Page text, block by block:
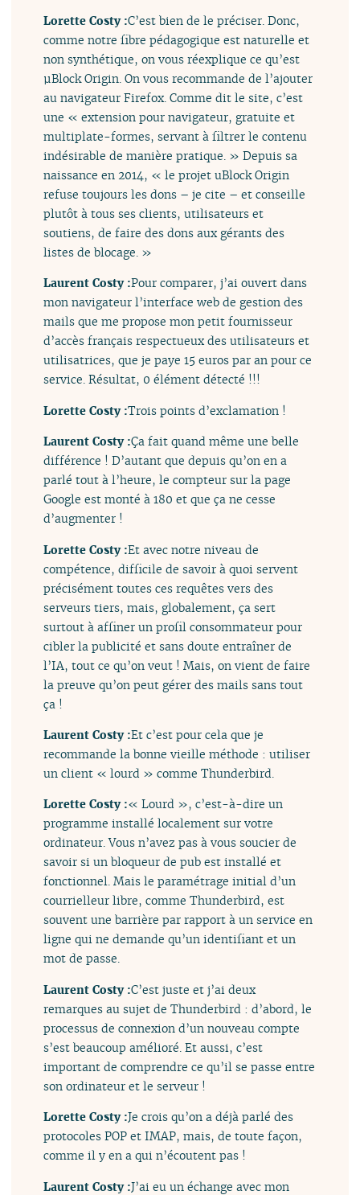
Lorette Costy :C’est bien de le préciser. Donc,
comme notre fibre pédagogique est naturelle et
non synthétique, on vous réexplique ce qu’est
µBlock Origin. On vous recommande de l’ajouter
au navigateur Firefox. Comme dit le site, c’est
une « extension pour navigateur, gratuite et
multiplate-formes, servant à filtrer le contenu
indésirable de manière pratique. » Depuis sa
naissance en 2014, « le projet uBlock Origin
refuse toujours les dons – je cite – et conseille
plutôt à tous ses clients, utilisateurs et
soutiens, de faire des dons aux gérants des
listes de blocage. »
Laurent Costy :Pour comparer, j’ai ouvert dans
mon navigateur l’interface web de gestion des
mails que me propose mon petit fournisseur
d’accès français respectueux des utilisateurs et
utilisatrices, que je paye 15 euros par an pour ce
service. Résultat, 0 élément détecté !!!
Lorette Costy :Trois points d’exclamation !
Laurent Costy :Ça fait quand même une belle
différence ! D’autant que depuis qu’on en a
parlé tout à l’heure, le compteur sur la page
Google est monté à 180 et que ça ne cesse
d’augmenter !
Lorette Costy :Et avec notre niveau de
compétence, difficile de savoir à quoi servent
précisément toutes ces requêtes vers des
serveurs tiers, mais, globalement, ça sert
surtout à affiner un profil consommateur pour
cibler la publicité et sans doute entraîner de
l’IA, tout ce qu’on veut ! Mais, on vient de faire
la preuve qu’on peut gérer des mails sans tout
ça !
Laurent Costy :Et c’est pour cela que je
recommande la bonne vieille méthode : utiliser
un client « lourd » comme Thunderbird.
Lorette Costy :« Lourd », c’est-à-dire un
programme installé localement sur votre
ordinateur. Vous n’avez pas à vous soucier de
savoir si un bloqueur de pub est installé et
fonctionnel. Mais le paramétrage initial d’un
courrielleur libre, comme Thunderbird, est
souvent une barrière par rapport à un service en
ligne qui ne demande qu’un identifiant et un
mot de passe.
Laurent Costy :C’est juste et j’ai deux
remarques au sujet de Thunderbird : d’abord, le
processus de connexion d’un nouveau compte
s’est beaucoup amélioré. Et aussi, c’est
important de comprendre ce qu’il se passe entre
son ordinateur et le serveur !
Lorette Costy :Je crois qu’on a déjà parlé des
protocoles POP et IMAP, mais, de toute façon,
comme il y en a qui n’écoutent pas !
Laurent Costy :J’ai eu un échange avec mon